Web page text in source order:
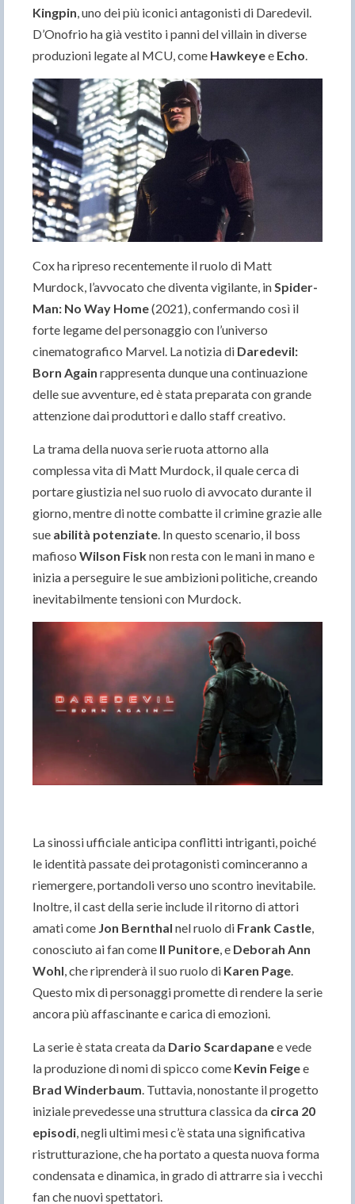
Kingpin, uno dei più iconici antagonisti di Daredevil.
D’Onofrio ha già vestito i panni del villain in diverse
produzioni legate al MCU, come Hawkeyee Echo.
Cox ha ripreso recentemente il ruolo di Matt
Murdock, l’avvocato che diventa vigilante, inSpider-
Man: No Way Home(2021), confermando così il
forte legame del personaggio con l’universo
cinematografico Marvel. La notizia di Daredevil:
Born Again rappresenta dunque una continuazione
delle sue avventure, ed è stata preparata con grande
attenzione dai produttori e dallo staff creativo.
La trama della nuova serie ruota attorno alla
complessa vita di Matt Murdock, il quale cerca di
portare giustizia nel suo ruolo di avvocato durante il
giorno, mentre di notte combatte il crimine grazie alle
sue abilità potenziate. In questo scenario, il boss
mafioso Wilson Fisknon resta con le mani in mano e
inizia a perseguire le sue ambizioni politiche, creando
inevitabilmente tensioni con Murdock.
La sinossi ufficiale anticipa conflitti intriganti, poiché
le identità passate dei protagonisti cominceranno a
riemergere, portandoli verso uno scontro inevitabile.
Inoltre, il cast della serie include il ritorno di attori
amati come Jon Bernthal nel ruolo di Frank Castle,
conosciuto ai fan come Il Punitore, e Deborah Ann
Wohl, che riprenderà il suo ruolo di Karen Page.
Questo mix di personaggi promette di rendere la serie
ancora più affascinante e carica di emozioni.
La serie è stata creata da Dario Scardapanee vede
la produzione di nomi di spicco come Kevin Feigee
Brad Winderbaum. Tuttavia, nonostante il progetto
iniziale prevedesse una struttura classica da circa 20
episodi, negli ultimi mesi c’è stata una significativa
ristrutturazione, che ha portato a questa nuova forma
condensata e dinamica, in grado di attrarre sia i vecchi
fan che nuovi spettatori.